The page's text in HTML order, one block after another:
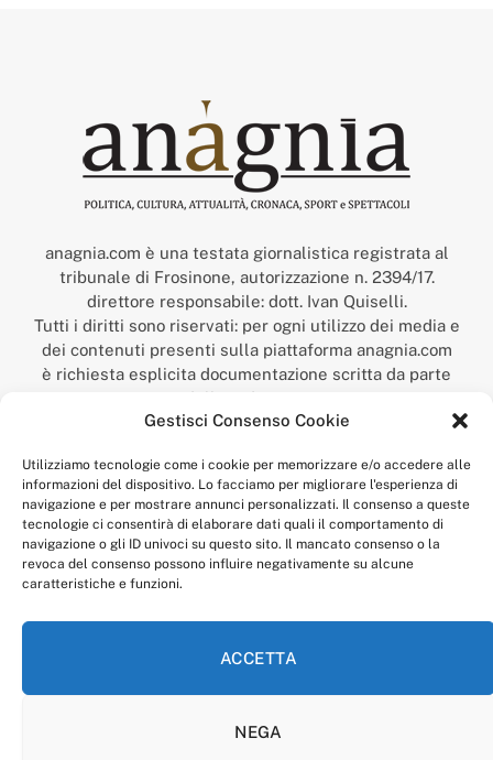
Gestisci Consenso Cookie
Utilizziamo tecnologie come i cookie per memorizzare e/o accedere alle
informazioni del dispositivo. Lo facciamo per migliorare l'esperienza di
navigazione e per mostrare annunci personalizzati. Il consenso a queste
tecnologie ci consentirà di elaborare dati quali il comportamento di
navigazione o gli ID univoci su questo sito. Il mancato consenso o la
revoca del consenso possono influire negativamente su alcune
caratteristiche e funzioni.
ACCETTA
NEGA
anagnia.com è una testata giornalistica registrata al
tribunale di Frosinone, autorizzazione n. 2394/17.
direttore responsabile: dott. Ivan Quiselli.
Tutti i diritti sono riservati: per ogni utilizzo dei media e
dei contenuti presenti sulla piattaforma anagnia.com
è richiesta esplicita documentazione scritta da parte
della redazione.
“Anagnia” è un marchio registrato presso l’Ufficio Italiano
Economico,
num. registrazione: 302017000014044 del 9 febbraio 2017.
Per contatti:redazione@anagnia.com
COOKIE POLICY